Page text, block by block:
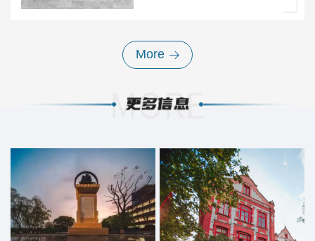
More